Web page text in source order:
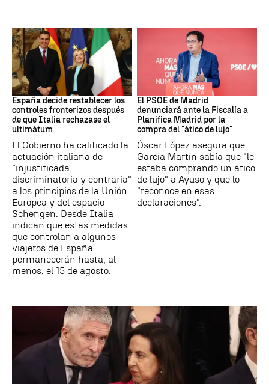
CRISIS MIGRATORIA
España decide restablecer los
controles fronterizos después
de que Italia rechazase el
ultimátum
El Gobierno ha calificado la
actuación italiana de
"injustificada,
discriminatoria y contraria"
a los principios de la Unión
Europea y del espacio
Schengen. Desde Italia
indican que estas medidas
que controlan a algunos
viajeros de España
permanecerán hasta, al
menos, el 15 de agosto.
PSOE MADRID
El PSOE de Madrid
denunciará ante la Fiscalía a
Planifica Madrid por la
compra del "ático de lujo"
Óscar López asegura que
García Martín sabía que "le
estaba comprando un ático
de lujo" a Ayuso y que lo
"reconoce en esas
declaraciones".